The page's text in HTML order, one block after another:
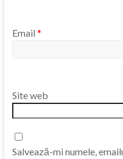
Email *
Site web
Salvează-mi numele,